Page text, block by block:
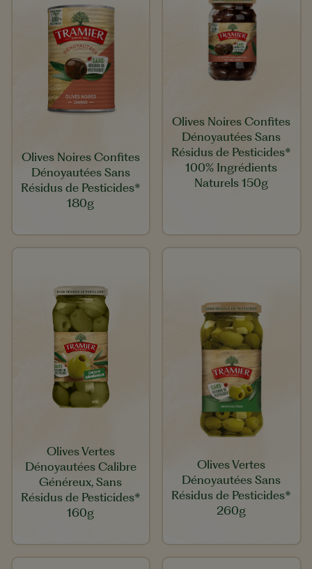
Olives Noires Confites
Dénoyautées Sans
Résidus de Pesticides*
180g
Olives Noires Confites
Dénoyautées Sans
Résidus de Pesticides*
100% Ingrédients
Naturels 150g
Olives Vertes
Dénoyautées Calibre
Généreux, Sans
Résidus de Pesticides*
160g
Olives Vertes
Dénoyautées Sans
Résidus de Pesticides*
260g​